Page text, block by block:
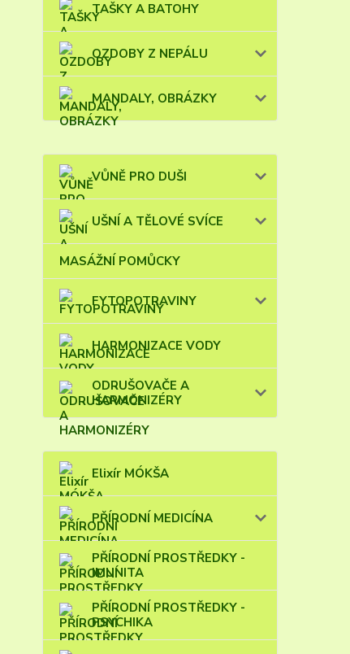
TAŠKY A BATOHY
OZDOBY Z NEPÁLU
MANDALY, OBRÁZKY
VŮNĚ PRO DUŠI
UŠNÍ A TĚLOVÉ SVÍCE
MASÁŽNÍ POMŮCKY
FYTOPOTRAVINY
HARMONIZACE VODY
ODRUŠOVAČE A
HARMONIZÉRY
Elixír MÓKŠA
PŘÍRODNÍ MEDICÍNA
PŘÍRODNÍ PROSTŘEDKY -
IMUNITA
PŘÍRODNÍ PROSTŘEDKY -
PSYCHIKA